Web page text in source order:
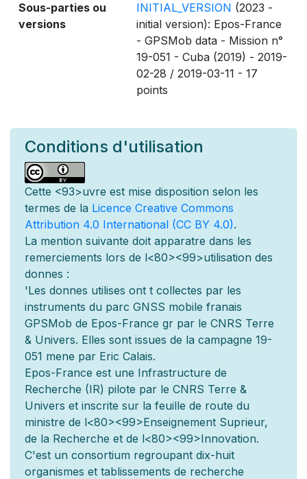
Sous-parties ou
versions
INITIAL_VERSION (2023 -
initial version): Epos-France
- GPSMob data - Mission n°
19-051 - Cuba (2019) - 2019-
02-28 / 2019-03-11 - 17
points
Conditions d'utilisation
Cette <93>uvre est mise disposition selon les
termes de la Licence Creative Commons
Attribution 4.0 International (CC BY 4.0).
La mention suivante doit apparatre dans les
remerciements lors de l<80><99>utilisation des
donnes :
'Les donnes utilises ont t collectes par les
instruments du parc GNSS mobile franais
GPSMob de Epos-France gr par le CNRS Terre
& Univers. Elles sont issues de la campagne 19-
051 mene par Eric Calais.
Epos-France est une Infrastructure de
Recherche (IR) pilote par le CNRS Terre &
Univers et inscrite sur la feuille de route du
ministre de l<80><99>Enseignement Suprieur,
de la Recherche et de l<80><99>Innovation.
C'est un consortium regroupant dix-huit
organismes et tablissements de recherche